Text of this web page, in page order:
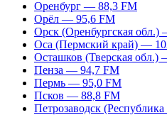
Оренбург — 88,3 FM
Орёл — 95,6 FM
Орск (Оренбургская обл.)
Оса (Пермский край) —
Осташков (Тверская обл.)
Пенза — 94,7 FM
Пермь — 95,0 FM
Псков — 88,8 FM
Петрозаводск